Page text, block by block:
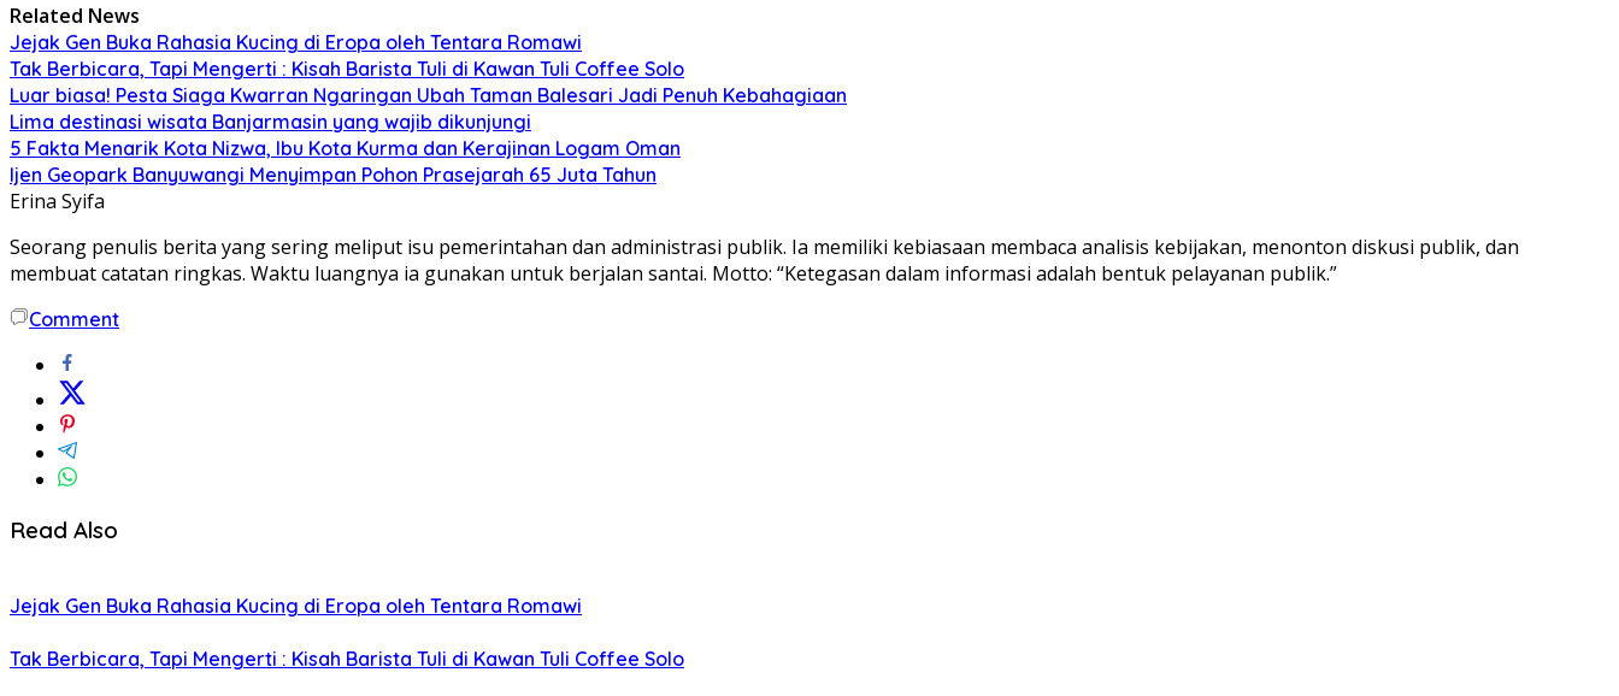
Related News
Jejak Gen Buka Rahasia Kucing di Eropa oleh Tentara Romawi
Tak Berbicara, Tapi Mengerti : Kisah Barista Tuli di Kawan Tuli Coffee Solo
Luar biasa! Pesta Siaga Kwarran Ngaringan Ubah Taman Balesari Jadi Penuh Kebahagiaan
Lima destinasi wisata Banjarmasin yang wajib dikunjungi
5 Fakta Menarik Kota Nizwa, Ibu Kota Kurma dan Kerajinan Logam Oman
Ijen Geopark Banyuwangi Menyimpan Pohon Prasejarah 65 Juta Tahun
Erina Syifa
Seorang penulis berita yang sering meliput isu pemerintahan dan administrasi publik. Ia memiliki kebiasaan membaca analisis kebijakan, menonton diskusi publik, dan
membuat catatan ringkas. Waktu luangnya ia gunakan untuk berjalan santai. Motto: “Ketegasan dalam informasi adalah bentuk pelayanan publik.”
Comment
Read Also
Jejak Gen Buka Rahasia Kucing di Eropa oleh Tentara Romawi
Tak Berbicara, Tapi Mengerti : Kisah Barista Tuli di Kawan Tuli Coffee Solo